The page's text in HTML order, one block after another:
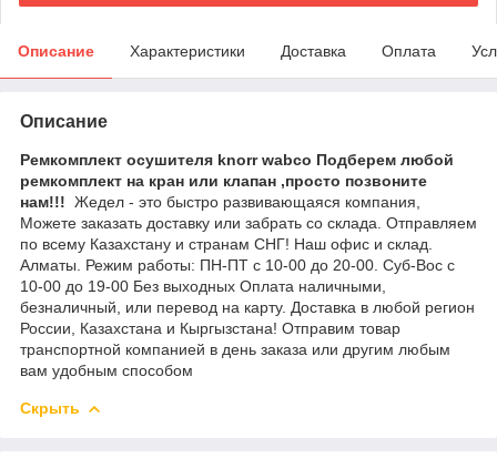
Описание Характеристики Доставка Оплата
Описание
Ремкомплект осушителя knorr wabco Подберем любой
ремкомплект на кран или клапан ,просто позвоните
нам!!! Жедел - это быстро развивающаяся компания,
Можете заказать доставку или забрать со склада. Отправляем
по всему Казахстану и странам СНГ! Наш офис и склад.
Алматы. Режим работы: ПН-ПТ с 10-00 до 20-00. Суб-Вос с
10-00 до 19-00 Без выходных Оплата наличными,
безналичный, или перевод на карту. Доставка в любой регион
России, Казахстана и Кыргызстана! Отправим товар
транспортной компанией в день заказа или другим любым
вам удобным способом
Скрыть